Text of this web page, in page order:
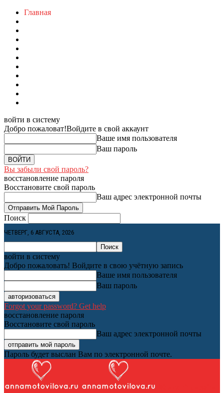
Главная
войти в систему
Добро пожаловат!Войдите в свой аккаунт
Ваше имя пользователя
Ваш пароль
Вы забыли свой пароль?
восстановление пароля
Восстановите свой пароль
Ваш адрес электронной почты
Поиск
ЧЕТВЕРГ, 6 АВГУСТА, 2026
войти в систему
Добро пожаловать! Войдите в свою учётную запись
Ваше имя пользователя
Ваш пароль
Forgot your password? Get help
восстановление пароля
Восстановите свой пароль
Ваш адрес электронной почты
Пароль будет выслан Вам по электронной почте.